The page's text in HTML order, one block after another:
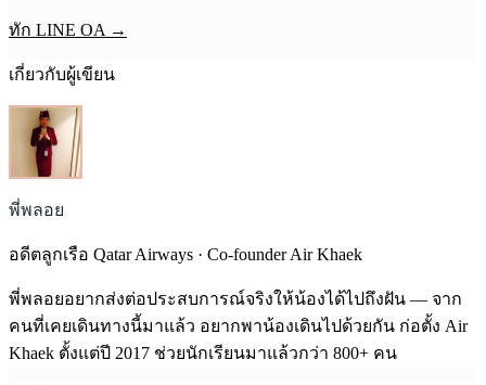
ทัก LINE OA →
เกี่ยวกับผู้เขียน
พี่พลอย
อดีตลูกเรือ Qatar Airways · Co-founder Air Khaek
พี่พลอยอยากส่งต่อประสบการณ์จริงให้น้องได้ไปถึงฝัน — จาก
คนที่เคยเดินทางนี้มาแล้ว อยากพาน้องเดินไปด้วยกัน ก่อตั้ง Air
Khaek ตั้งแต่ปี 2017 ช่วยนักเรียนมาแล้วกว่า 800+ คน